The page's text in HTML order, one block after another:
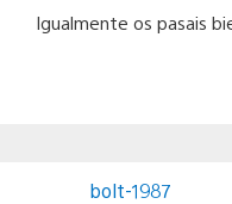
Igualmente os pasais
bolt-1987